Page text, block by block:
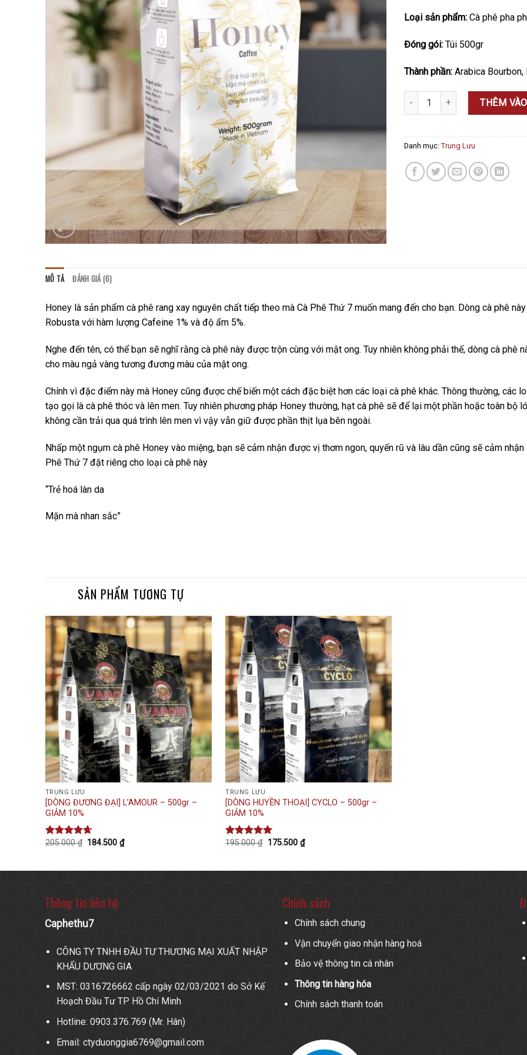
Loại sản phẩm: Cà phê pha
Đóng gói: Túi 500gr
Thành phần: Arabica
[DÒNG ĐƯƠNG ĐẠI] HONEY -
THÊM
Danh mục: Trung Lưu
MÔ TẢ ĐÁNH GIÁ (6)
Honey là sản phẩm cà phê rang xay nguyên chất tiếp theo mà Cà Phê Thứ 7 muốn mang đến cho bạn. Dòng cà phê
Robusta với hàm lượng Cafeine 1% và độ ẩm 5%.
Nghe đến tên, có thể bạn sẽ nghĩ rằng cà phê này được trộn cùng với mật ong. Tuy nhiên không phải thế, dòng cà phê
cho màu ngả vàng tương đương màu của mật ong.
Chính vì đặc điểm này mà Honey cũng được chế biến một cách đặc biệt hơn các loại cà phê khác. Thông thường, các
tạo gọi là cà phê thóc và lên men. Tuy nhiên phương pháp Honey thường, hạt cà phê sẽ để lại một phần hoặc toàn bộ
không cần trải qua quá trình lên men vì vậy vẫn giữ được phần thịt lụa bên ngoài.
Nhấp một ngụm cà phê Honey vào miệng, bạn sẽ cảm nhận được vị thơm ngon, quyến rũ và lâu dần cũng sẽ cảm
Phê Thứ 7 đặt riêng cho loại cà phê này
“Trẻ hoá làn da
Mặn mà nhan sắc”
SẢN PHẨM TƯƠNG TỰ
TRUNG LƯU
[DÒNG ĐƯƠNG ĐẠI] L’AMOUR – 500gr –
GIẢM 10%
Được xếp
205.000₫ 184.500₫
TRUNG LƯU
[DÒNG HUYỀN THOẠI] CYCLO – 500gr –
GIẢM 10%
Được xếp
195.000₫ 175.500 ₫
Thông tin liên hệ
Caphethu7
CÔNG TY TNHH ĐẦU TƯ THƯƠNG MẠI XUẤT NHẬP
KHẨU DƯƠNG GIA
MST: 0316726662 cấp ngày 02/03/2021 do Sở Kế
Hoạch Đầu Tư TP Hồ Chí Minh
Hotline: 0903.376.769 (Mr. Hân)
Email: ctyduonggia6769@gmail.com
Chính sách
Chính sách chung
Vận chuyển giao nhận hàng hoá
Bảo vệ thông tin cá nhân
Thông tin hàng hóa
Chính sách thanh toán